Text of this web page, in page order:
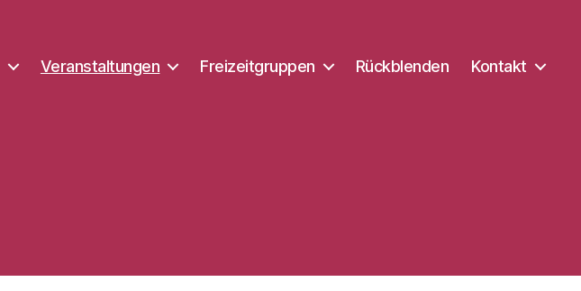
Veranstaltungen Freizeitgruppen Rückblenden Kontakt